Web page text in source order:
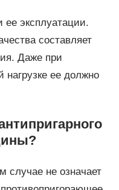
ее эксплуатации.
составляет
Даже при
нагрузке ее должно
не означает